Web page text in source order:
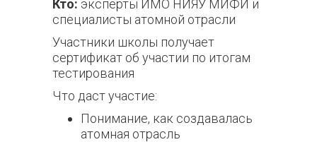
Кто: эксперты ИМО НИЯУ МИФИ и
специалисты атомной отрасли
Участники школы получает
сертификат об участии по итогам
тестирования
Что даст участие:
Понимание, как создавалась
атомная отрасль